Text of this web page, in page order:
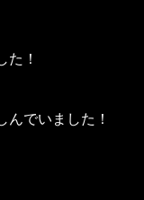
た！
んでいました！